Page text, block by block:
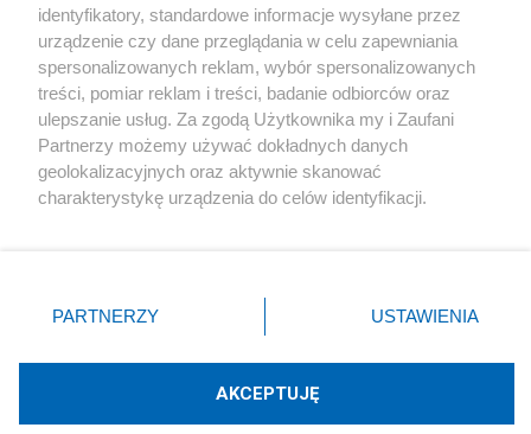
Kultura
X Facebook Instagram Youtube
Technologię dostarcza:W3media.pl
identyfikatory, standardowe informacje wysyłane przez
urządzenie czy dane przeglądania w celu zapewniania
spersonalizowanych reklam, wybór spersonalizowanych
treści, pomiar reklam i treści, badanie odbiorców oraz
ulepszanie usług. Za zgodą Użytkownika my i Zaufani
Partnerzy możemy używać dokładnych danych
geolokalizacyjnych oraz aktywnie skanować
charakterystykę urządzenia do celów identyfikacji.
zmienić/wycofać klikając przycisk ustawień prywatności
znajdujący się w lewym dolnym rogu strony
rodzaje przetwarzania danych nie wymagają zgody
użytkownika, ale masz prawo sprzeciwić się takiemu
PARTNERZY USTAWIENIA
AKCEPTUJĘ